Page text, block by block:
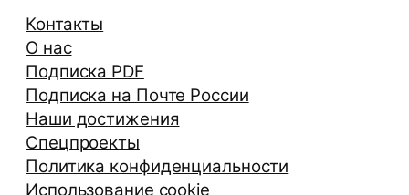
Контакты
О нас
Подписка PDF
Подписка на Почте России
Наши достижения
Спецпроекты
Политика конфиденциальности
Использование cookie